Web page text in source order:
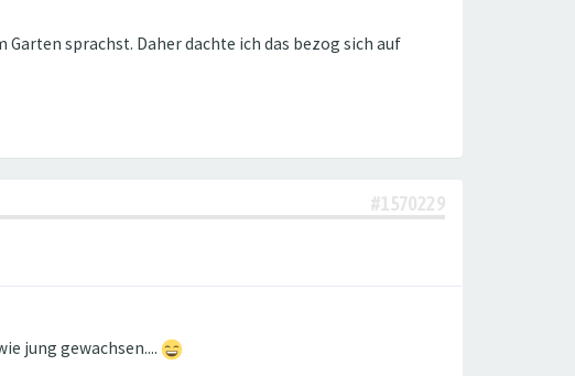
sprachst. Daher dachte ich das bezog sich auf
#1570229
jung gewachsen....